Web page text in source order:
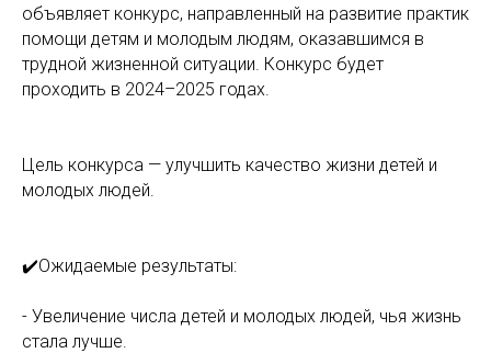
объявляет конкурс, направленный на развитие практик
помощи детям и молодым людям, оказавшимся в
трудной жизненной ситуации. Конкурс будет
проходить в 2024–2025 годах.
Цель конкурса — улучшить качество жизни детей и
молодых людей.
✔️Ожидаемые результаты:
- Увеличение числа детей и молодых людей, чья жизнь
стала лучше.